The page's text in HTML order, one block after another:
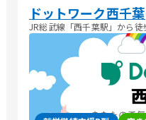
ドットワーク西千
JR総武線「西千葉駅」から徒